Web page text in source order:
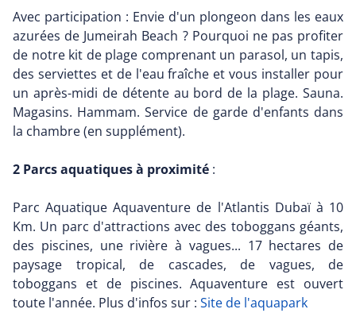
Avec participation : Envie d'un plongeon dans les eaux
azurées de Jumeirah Beach ? Pourquoi ne pas profiter
de notre kit de plage comprenant un parasol, un tapis,
des serviettes et de l'eau fraîche et vous installer pour
un après-midi de détente au bord de la plage. Sauna.
Magasins. Hammam. Service de garde d'enfants dans
la chambre (en supplément).
2 Parcs aquatiques à proximité :
Parc Aquatique Aquaventure de l'Atlantis Dubaï à 10
Km. Un parc d'attractions avec des toboggans géants,
des piscines, une rivière à vagues... 17 hectares de
paysage tropical, de cascades, de vagues, de
toboggans et de piscines. Aquaventure est ouvert
toute l'année. Plus d'infos sur : Site de l'aquapark